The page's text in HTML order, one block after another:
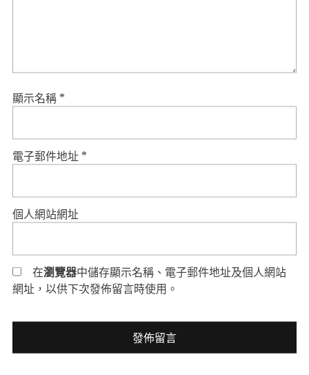
顯示名稱 *
電子郵件地址 *
個人網站網址
在瀏覽器中儲存顯示名稱、電子郵件地址及個人網站
網址，以供下次發佈留言時使用。